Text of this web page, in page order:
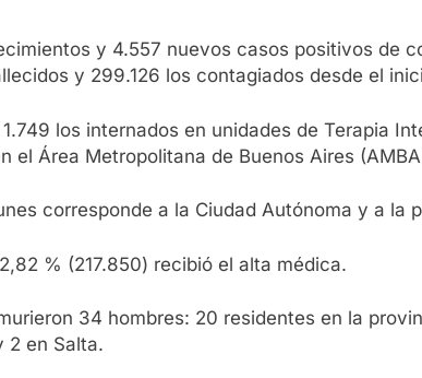
y 4.557 nuevos casos positivos de
y 299.126 los contagiados desde el
los internados en unidades de Terapia
el Área Metropolitana de Buenos Aires
corresponde a la Ciudad Autónoma y a la
% (217.850) recibió el alta médica.
34 hombres: 20 residentes en la
2 en Salta.